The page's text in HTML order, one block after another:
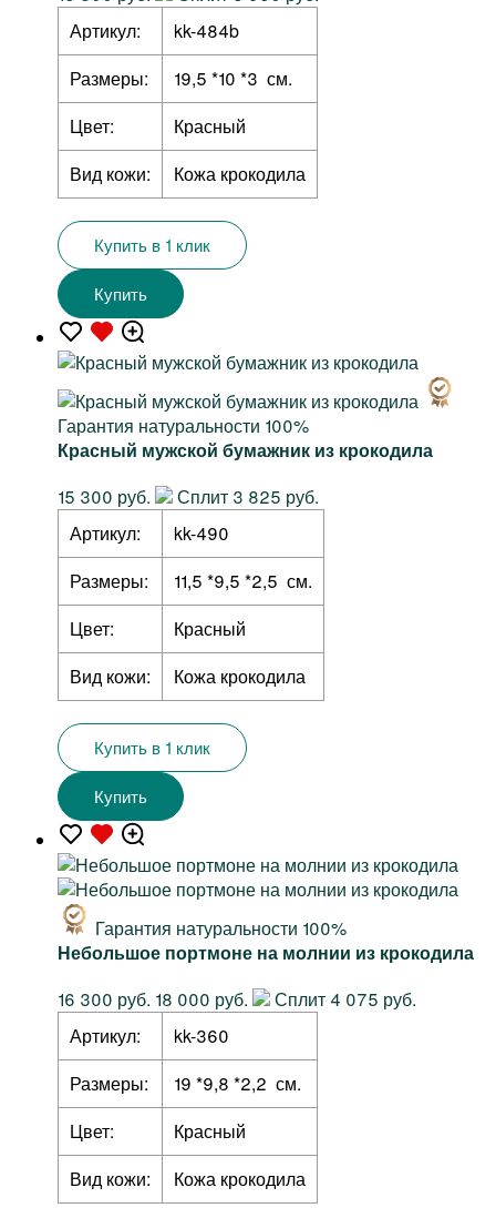
Артикул:
kk-484b
Размеры:
19,5 *10 *3 см.
Цвет:
Красный
Вид кожи:
Кожа крокодила
Купить в 1 клик
Купить
Гарантия натуральности 100%
Красный мужской бумажник из крокодила
15 300 руб.
Сплит 3 825 руб.
Артикул:
kk-490
Размеры:
11,5 *9,5 *2,5 см.
Цвет:
Красный
Вид кожи:
Кожа крокодила
Купить в 1 клик
Купить
Гарантия натуральности 100%
Небольшое портмоне на молнии из крокодила
16 300 руб. 18 000 руб.
Сплит 4 075 руб.
Артикул:
kk-360
Размеры:
19 *9,8 *2,2 см.
Цвет:
Красный
Вид кожи:
Кожа крокодила